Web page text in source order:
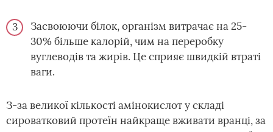
Засвоюючи білок, організм витрачає на 25-
30% більше калорій, чим на переробку
вуглеводів та жирів. Це сприяє швидкій втраті
ваги.
З-за великої кількості амінокислот у складі
сироватковий протеїн найкраще вживати вранці, за